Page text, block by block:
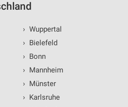
› Wuppertal
› Bielefeld
› Bonn
› Mannheim
› Münster
› Karlsruhe